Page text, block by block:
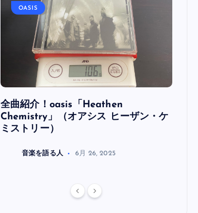
OASIS
全曲紹介！oasis「Heathen
Chemistry」（オアシス ヒーザン・ケ
ミストリー）
音楽を語る人 6月 26, 2025